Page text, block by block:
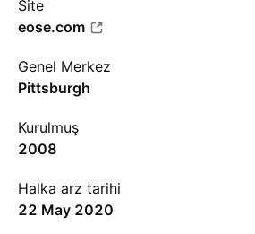
Site
eose.com
Genel Merkez
Pittsburgh
Kurulmuş
2008
Halka arz tarihi
22 May 2020